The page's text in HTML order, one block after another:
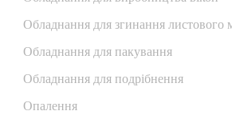
Обладнання для згинання листового
Обладнання для пакування
Обладнання для подрібнення
Опалення